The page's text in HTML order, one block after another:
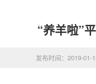
“养羊啦”
发布时间：2019-01-